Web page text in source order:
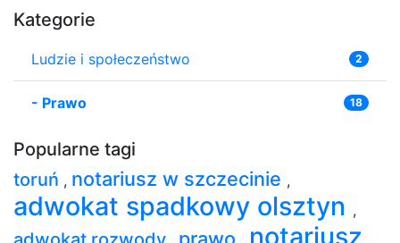
Kategorie
Ludzie i społeczeństwo 2
- Prawo 18
Popularne tagi
toruń , notariusz w szczecinie ,
adwokat spadkowy olsztyn ,
prawo notariusz